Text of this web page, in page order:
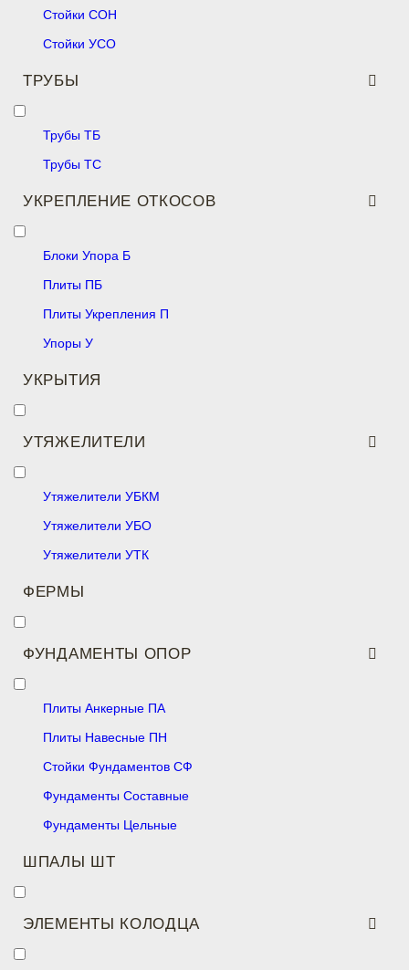
Стойки СОН
Стойки УСО
ТРУБЫ
Трубы ТБ
Трубы ТС
УКРЕПЛЕНИЕ ОТКОСОВ
Блоки Упора Б
Плиты ПБ
Плиты Укрепления П
Упоры У
УКРЫТИЯ
УТЯЖЕЛИТЕЛИ
Утяжелители УБКМ
Утяжелители УБО
Утяжелители УТК
ФЕРМЫ
ФУНДАМЕНТЫ ОПОР
Плиты Анкерные ПА
Плиты Навесные ПН
Стойки Фундаментов СФ
Фундаменты Составные
Фундаменты Цельные
ШПАЛЫ ШТ
ЭЛЕМЕНТЫ КОЛОДЦА